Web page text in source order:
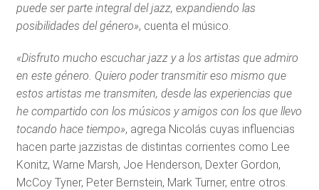
puede ser parte integral del jazz, expandiendo las
posibilidades del género», cuenta el músico.
«Disfruto mucho escuchar jazz y a los artistas que admiro
en este género. Quiero poder transmitir eso mismo que
estos artistas me transmiten, desde las experiencias que
he compartido con los músicos y amigos con los que llevo
tocando hace tiempo», agrega Nicolás cuyas influencias
hacen parte jazzistas de distintas corrientes como Lee
Konitz, Warne Marsh, Joe Henderson, Dexter Gordon,
McCoy Tyner, Peter Bernstein, Mark Turner, entre otros.